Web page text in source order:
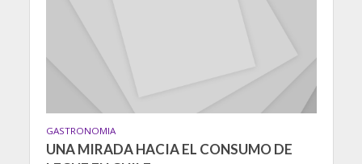
GASTRONOMIA
UNA MIRADA HACIA EL CONSUMO DE